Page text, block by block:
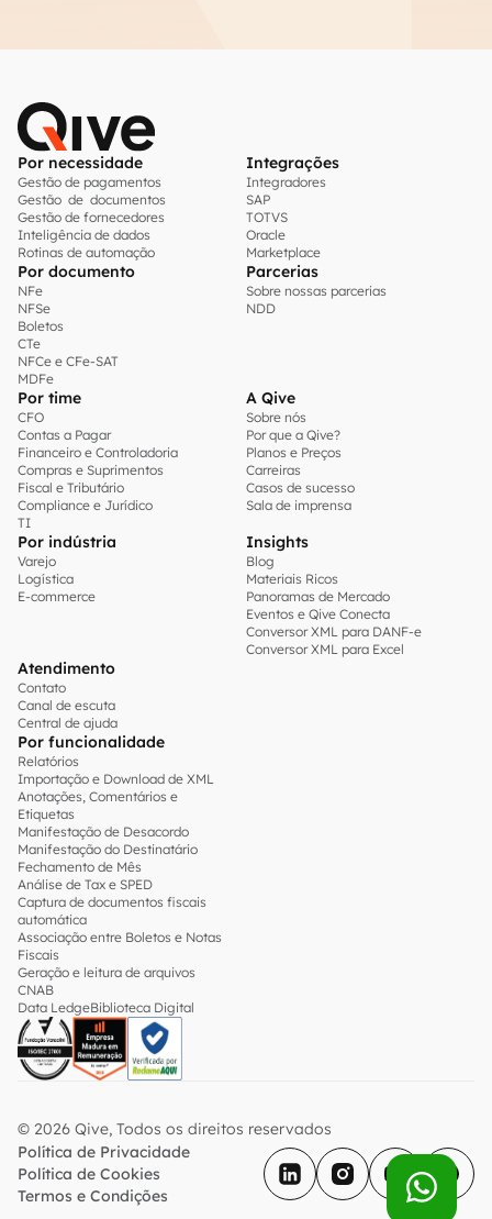
Por necessidade
Gestão de pagamentos
Gestão de documentos
Gestão de fornecedores
Inteligência de dados
Rotinas de automação
Integrações
Integradores
SAP
TOTVS
Oracle
Marketplace
Por documento
NFe
NFSe
Boletos
CTe
NFCe e CFe-SAT
MDFe
Parcerias
Sobre nossas parcerias
NDD
Por time
CFO
Contas a Pagar
Financeiro e Controladoria
Compras e Suprimentos
Fiscal e Tributário
Compliance e Jurídico
TI
A Qive
Sobre nós
Por que a Qive?
Planos e Preços
Carreiras
Casos de sucesso
Sala de imprensa
Por indústria
Varejo
Logística
E-commerce
Insights
Blog
Materiais Ricos
Panoramas de Mercado
Eventos e Qive Conecta
Conversor XML para DANF-e
Conversor XML para Excel
Atendimento
Contato
Canal de escuta
Central de ajuda
Por funcionalidade
Relatórios
Importação e Download de XML
Anotações, Comentários e
Etiquetas
Manifestação de Desacordo
Manifestação do Destinatário
Fechamento de Mês
Análise de Tax e SPED
Captura de documentos fiscais
automática
Associação entre Boletos e Notas
Fiscais
Geração e leitura de arquivos
CNAB
Data LedgeBiblioteca Digital
© 2026 Qive, Todos os direitos reservados
Política de Privacidade
Política de Cookies
Termos e Condições